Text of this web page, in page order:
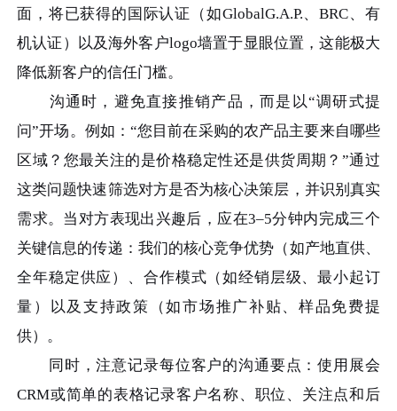
面，将已获得的国际认证（如GlobalG.A.P.、BRC、有
机认证）以及海外客户logo墙置于显眼位置，这能极大
降低新客户的信任门槛。
沟通时，避免直接推销产品，而是以“调研式提
问”开场。例如：“您目前在采购的农产品主要来自哪些
区域？您最关注的是价格稳定性还是供货周期？”通过
这类问题快速筛选对方是否为核心决策层，并识别真实
需求。当对方表现出兴趣后，应在3–5分钟内完成三个
关键信息的传递：我们的核心竞争优势（如产地直供、
全年稳定供应）、合作模式（如经销层级、最小起订
量）以及支持政策（如市场推广补贴、样品免费提
供）。
同时，注意记录每位客户的沟通要点：使用展会
CRM或简单的表格记录客户名称、职位、关注点和后